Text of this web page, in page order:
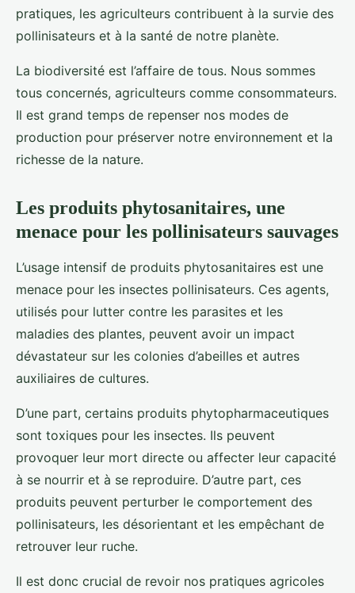
pratiques, les agriculteurs contribuent à la survie des
pollinisateurs et à la santé de notre planète.
La biodiversité est l’affaire de tous. Nous sommes
tous concernés, agriculteurs comme consommateurs.
Il est grand temps de repenser nos modes de
production pour préserver notre environnement et la
richesse de la nature.
Les produits phytosanitaires, une
menace pour les pollinisateurs sauvages
L’usage intensif de produits phytosanitaires est une
menace pour les insectes pollinisateurs. Ces agents,
utilisés pour lutter contre les parasites et les
maladies des plantes, peuvent avoir un impact
dévastateur sur les colonies d’abeilles et autres
auxiliaires de cultures.
D’une part, certains produits phytopharmaceutiques
sont toxiques pour les insectes. Ils peuvent
provoquer leur mort directe ou affecter leur capacité
à se nourrir et à se reproduire. D’autre part, ces
produits peuvent perturber le comportement des
pollinisateurs, les désorientant et les empêchant de
retrouver leur ruche.
Il est donc crucial de revoir nos pratiques agricoles